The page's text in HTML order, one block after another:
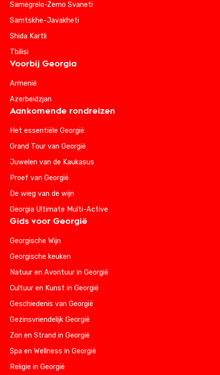
Samegrelo-Zemo Svaneti
Samtskhe-Javakheti
Shida Kartli
Tbilisi
Voorbij Georgia
Armenië
Azerbeidzjan
Aankomende rondreizen
Het essentiële Georgië
Grand Tour van Georgië
Juwelen van de Kaukasus
Proef van Georgië
De wieg van de wijn
Georgia Ultimate Multi-Active
Gids voor Georgië
Georgische Wijn
Georgische keuken
Natuur en Avontuur in Georgië
Cultuur en Kunst in Georgië
Geschiedenis van Georgië
Gezinsvriendelijk Georgië
Zon en Strand in Georgië
Spa en Wellness in Georgië
Religie in Georgië